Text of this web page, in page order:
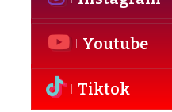
Youtube
Tiktok